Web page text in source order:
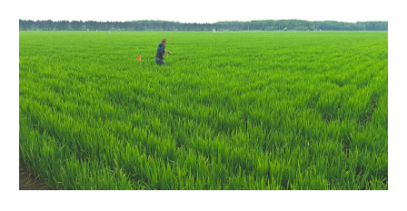
辽宁 吉林 上海 江苏
浙江 安徽 福建 江西
山东 河南 湖北 湖南
广东 广西 海南 重庆
四川 贵州 云南 西藏